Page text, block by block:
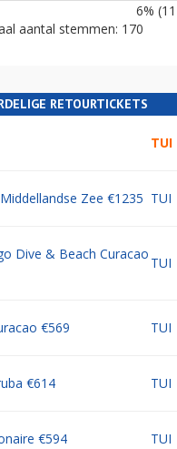
6%
aantal stemmen: 170
RETOURTICKETS
TUI
Zee €1235 TUI
Dive & Beach Curacao
TUI
€569 TUI
€614 TUI
€594 TUI